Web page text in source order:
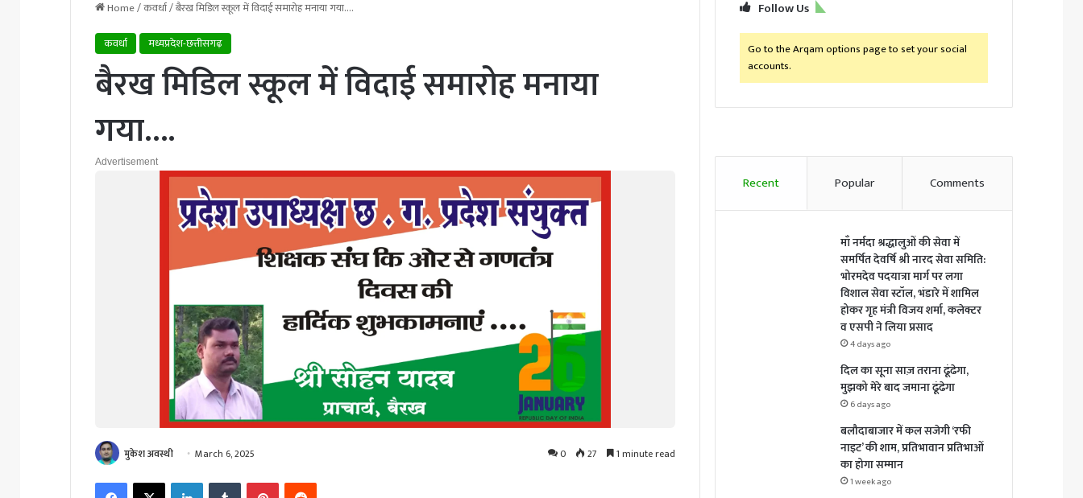
Home/कवर्धा/बैरख मिडिल स्कूल में विदाई समारोह मनाया गया….
कवर्धा
मध्यप्रदेश-छत्तीसगढ़
बैरख मिडिल स्कूल में विदाई समारोह मनाया
गया….
Advertisement
मुकेश अवस्थी March 6, 2025 0 27 1 minute read
FacebookX LinkedInTumblr PinterestReddit
Follow Us
Go to the Arqam options page to set your social
accounts.
Recent Popular Comments
माँ नर्मदा श्रद्धालुओं की सेवा में
समर्पित देवर्षि श्री नारद सेवा समिति:
भोरमदेव पदयात्रा मार्ग पर लगा
विशाल सेवा स्टॉल, भंडारे में शामिल
होकर गृह मंत्री विजय शर्मा, कलेक्टर
व एसपी ने लिया प्रसाद
4 days ago
दिल का सूना साज़ तराना ढूंढेगा,
मुझको मेरे बाद जमाना ढूंढेगा
6 days ago
बलौदाबाजार में कल सजेगी ‘रफी
नाइट’ की शाम, प्रतिभावान प्रतिभाओं
का होगा सम्मान
1 week ago